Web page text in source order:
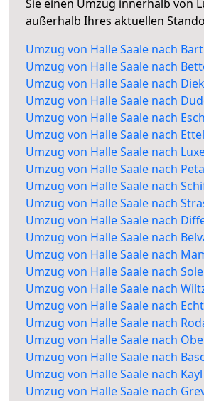
Sie einen Umzug innerhalb von
außerhalb Ihres aktuellen
Umzug von Halle Saale nach
Umzug von Halle Saale nach
Umzug von Halle Saale nach
Umzug von Halle Saale nach
Umzug von Halle Saale nach
Umzug von Halle Saale nach
Umzug von Halle Saale nach
Umzug von Halle Saale nach
Umzug von Halle Saale nach
Umzug von Halle Saale nach
Umzug von Halle Saale nach
Umzug von Halle Saale nach
Umzug von Halle Saale nach
Umzug von Halle Saale nach
Umzug von Halle Saale nach
Umzug von Halle Saale nach
Umzug von Halle Saale nach
Umzug von Halle Saale nach
Umzug von Halle Saale nach
Umzug von Halle Saale nach Kayl
Umzug von Halle Saale nach